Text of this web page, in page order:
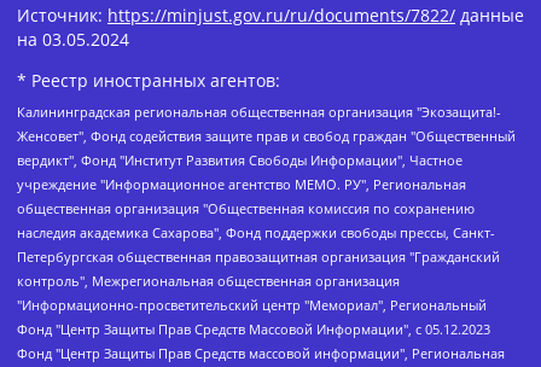
Источник: https://minjust.gov.ru/ru/documents/7822/ данные
на 03.05.2024
* Реестр иностранных агентов:
Калининградская региональная общественная организация "Экозащита!-Женсовет", Фонд содействия защите прав и свобод граждан "Общественный вердикт", Фонд "Институт Развития Свободы Информации", Частное учреждение "Информационное агентство МЕМО. РУ", Региональная общественная организация "Общественная комиссия по сохранению наследия академика Сахарова", Фонд поддержки свободы прессы, Санкт-Петербургская общественная правозащитная организация "Гражданский контроль", Межрегиональная общественная организация "Информационно-просветительский центр "Мемориал", Региональный Фонд "Центр Защиты Прав Средств Массовой Информации", с 05.12.2023 Фонд "Центр Защиты Прав Средств массовой информации", Региональная общественная благотворительная организация помощи беженцам и мигрантам "Гражданское содействие", Негосударственное образовательное учреждение дополнительного профессионального образования (повышение квалификации) специалистов "АКАДЕМИЯ ПО ПРАВАМ ЧЕЛОВЕКА", Свердловская региональная общественная организация "Сутяжник", Автономная некоммерческая организация "Центр независимых социологических исследований", Союз общественных объединений "Российский исследовательский центр по правам человека", Региональное общественное учреждение научно-информационный центр "МЕМОРИАЛ", Некоммерческая организация "Фонд защиты гласности", Автономная некоммерческая организация "Институт прав человека", Городская общественная организация "Екатеринбургское общество "МЕМОРИАЛ", Городская общественная организация "Рязанское историко-просветительское и правозащитное общество "Мемориал" (Рязанский Мемориал), Челябинский региональный орган общественной самодеятельности – женское общественное объединение "Женщины Евразии", Челябинский региональный орган общественной самодеятельности "Уральская правозащитная группа", Фонд содействия защите здоровья и социальной справедливости имени Андрея Рылькова, Автономная Некоммерческая Организация "Аналитический Центр Юрия Левады", Автономная некоммерческая организация социальной поддержки населения "Проект Апрель", Региональная общественная организация помощи женщинам и детям, находящимся в кризисной ситуации "Информационно-методический центр "Анна", Фонд содействия развитию массовых коммуникаций и правовому просвещению "Так-так-Так", Фонд содействия устойчивому развитию "Серебряная тайга", Свердловский региональный общественный фонд социальных проектов "Новое время", "Idel.Реалии", Кавказ.Реалии, Крым.Реалии, Телеканал Настоящее Время, Татаро-башкирская служба Радио Свобода (Azatliq Radiosi), Радио Свободная Европа/Радио Свобода (PCE/PC), "Сибирь.Реалии", "Фактограф", Благотворительный фонд помощи осужденным и их семьям, Автономная некоммерческая организация "Институт глобализации и социальных движений", Фонд "В защиту прав заключенных", Частное учреждение "Центр поддержки и содействия развитию средств массовой информации", Пензенский региональный общественный благотворительный фонд "Гражданский союз", "Север.Реалии", Некоммерческая организация Фонд "Правовая инициатива", Общество с ограниченной ответственностью "Радио Свободная Европа/Радио Свобода", Чешское информационное агентство "MEDIUM-ORIENT", Красноярская региональная общественная организация "Мы против СПИДа", Камалягин Денис Николаевич, Маркелов Сергей Евгеньевич, Пономарев Лев Александрович, Савицкая Людмила Алексеевна, Автономная некоммерческая организация "Центр по работе с проблемой насилия "НАСИЛИЮ.НЕТ", Межрегиональный профессиональный союз работников здравоохранения "Альянс врачей", Юридическое лицо, зарегистрированное в Латвийской Республике, SIA "Medusa Project" (регистрационный номер 40103797863, дата регистрации 10.06.2014), Некоммерческая организация "Фонд по борьбе с коррупцией", Автономная некоммерческая организация "Институт права и публичной политики", Баданин Роман Сергеевич, Гликин Максим Александрович, Железнова Мария Михайловна, Лукьянова Юлия Сергеевна, Маетная Елизавета Витальевна, Маняхин Петр Борисович, Чуракова Ольга Владимировна, Ярош Юлия Петровна, Юридическое лицо "The Insider SIA", зарегистрированное в Риге, Латвийская Республика (дата регистрации 26.06.2015), являющееся администратором доменного имени интернет-издания "The Insider SIA", https://theins.ru, Постернак Алексей Евгеньевич, Рубин Михаил Аркадьевич, Анин Роман Александрович, Юридическое лицо Istories fonds, зарегистрированное в Латвийской Республике (регистрационный номер 50008295751, дата регистрации 24.02.2020), Великовский Дмитрий Александрович, Долинина Ирина Николаевна, Мароховская Алеся Алексеевна, Шлейнов Роман Юрьевич, Шмагун Олеся Валентиновна, Общество с ограниченной ответственностью "Альтаир 2021", Общество с ограниченной ответственностью "Вега 2021", Общество с ограниченной ответственностью "Главный редактор 2021", Общество с ограниченной ответственностью "Ромашки монолит", Важенков Артем Валерьевич, Ивановская областная общественная организация "Центр гендерных исследований", Гурман Юрий Альбертович, Медиапроект "ОВД-Инфо", Егоров Владимир Владимирович, Жилинский Владимир Александрович, Общество с ограниченной ответственностью "ЗП", Иванова София Юрьевна, Карезина Инна Павловна, Кильтау Екатерина Викторовна, Петров Алексей Викторович, Пискунов Сергей Евгеньевич, Смирнов Сергей Сергеевич, Тихонов Михаил Сергеевич, Общество с ограниченной ответственностью "ЖУРНАЛИСТ-ИНОСТРАННЫЙ АГЕНТ", Арапова Галина Юрьевна, Вольтская Татьяна Анатольевна, Американская компания "Mason G.E.S. Anonymous Foundation" (США), являющаяся владельцем интернет-издания https://mnews.world/, Компания "Stichting Bellingcat", зарегистрированная в Нидерландах (дата регистрации 11.07.2018), Захаров Андрей Вячеславович, Клепиковская Екатерина Дмитриевна, Общество с ограниченной ответственностью "МЕМО", Перл Роман Александрович, Симонов Евгений Алексеевич, Соловьева Елена Анатольевна, Сотников Даниил Владимирович, Сурначева Елизавета Дмитриевна, Автономная некоммерческая организация по защите прав человека и информированию населения "Якутия – Наше Мнение", Общество с ограниченной ответственностью "Москоу диджитал медиа", с 26.01.2023 Общество с ограниченной ответственностью "Чайка Белые сады", Ветошкина Валерия Валерьевна, Заговора Максим Александрович, Межрегиональное общественное движение "Российская ЛГБТ - сеть", Оленичев Максим Владимирович, Павлов Иван Юрьевич, Скворцова Елена Сергеевна, Общество с ограниченной ответственностью "Как бы инагент", Кочетков Игорь Викторович, Общество с ограниченной ответственностью "Честные выборы", Еланчик Олег Александрович, Общество с ограниченной ответственностью "Нобелевский призыв", Гималова Регина Эмилевна, Григорьев Андрей Валерьевич, Григорьева Алина Александровна, Ассоциация по содействию защите прав призывников, альтернативнослужащих и военнослужащих "Правозащитная группа "Гражданин.Армия.Право", Хисамова Регина Фаритовна, Автономная некоммерческая организация по реализации социально-правовых программ "Лилит", Дальневосточное общественное движение "Маяк", Санкт-Петербургская ЛГБТ-инициативная группа "Выход", Инициативная группа ЛГБТ+ "Реверс", Алексеев Андрей Викторович, Бекбулатова Таисия Львовна, Беляев Иван Михайлович, Владыкина Елена Сергеевна, Гельман Марат Александрович, Никульшина Вероника Юрьевна, Толоконникова Надежда Андреевна, Шендерович Виктор Анатольевич, Общество с ограниченной ответственностью "Данное сообщение", Общество с ограниченной ответственностью Издательский дом "Новая глава", Айнбиндер Александра Александровна, Московский комьюнити-центр для ЛГБТ+инициатив, Благотворительный фонд развития филантропии, Deutsche Welle (Германия, Kurt-Schumacher-Strasse 3, 53113 Bonn), Борзунова Мария Михайловна, Воробьев Виктор Викторович, Голубева Анна Львовна, Константинова Алла Михайловна, Малкова Ирина Владимировна, Мурадов Мурад Абдулгалимович, Осетинская Елизавета Николаевна, Понасенков Евгений Николаевич, Ганапольский Матвей Юрьевич, Киселев Евгений Алексеевич, Борухович Ирина Григорьевна, Дремин Иван Тимофеевич, Дубровский Дмитрий Викторович, Красноярская региональная общественная организация поддержки и развития альтернативных образовательных технологий и межкультурных коммуникаций "ИНТЕРРА", Маяковская Екатерина Алексеевна, Фейгин Марк Захарович, Филимонов Андрей Викторович, Дзугкоева Регина Николаевна, Доброхотов Роман Александрович, Дудь Юрий Александрович, Елкин Сергей Владимирович, Кругликов Кирилл Игоревич, Сабунаева Мария Леонидовна, Семенов Алексей Владимирович, Шаинян Карен Багратович, Шульман Екатерина Михайловна, Асафьев Артур Валерьевич, Вахштайн Виктор Семенович, Венедиктов Алексей Алексеевич, Лушникова Екатерина Евгеньевна, Волков Леонид Михайлович, Невзоров Александр Глебович, Пархоменко Сергей Борисович, Сироткин Ярослав Николаевич, Кара-Мурза Владимир Владимирович, Баранова Наталья Владимировна, Гозман Леонид Яковлевич, Кагарлицкий Борис Юльевич, Климарев Михаил Валерьевич, Милов Владимир Станиславович, Автономная некоммерческая организация Краснодарский центр современного искусства "Типография", Моргенштерн Алишер Тагирович, Соболь Любовь Эдуардовна, Общество с ограниченной ответственностью "ЛИЗА НОРМ", Каспаров Гарри Кимович, Ходорковский Михаил Борисович, Общество с ограниченной ответственностью "Апрельские тезисы", Данилович Ирина Брониславовна, Кашин Олег Владимирович, Петров Николай Владимирович, Пивоваров Алексей Владимирович, Соколов Михаил Владимирович, Цветкова Юлия Владимировна, Чичваркин Евгений Александрович, Комитет против пыток/Команда против пыток, Общество с ограниченной ответственностью "Первый научный", Общество с ограниченной ответственностью "Вертолет и ко", Белоцерковская Вероника Борисовна, Кац Максим Евгеньевич, Лазарева Татьяна Юрьевна, Шаведдинов Руслан Табризович, Яшин Илья Валерьевич, Общество с ограниченной ответственностью "Иноагент ААВ", Алешковский Дмитрий Петрович, Альбац Евгения Марковна, Быков Дмитрий Львович, Галямина Юлия Евгеньевна, Лойко Сергей Леонидович, Мартынов Кирилл Константинович, Медведев Сергей Александрович, Крашенинников Федор Геннадиевич, Гордеева Катерина Вл